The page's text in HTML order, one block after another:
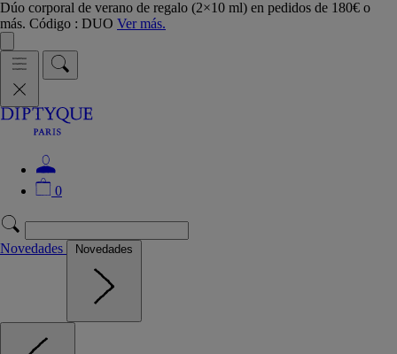
Dúo corporal de verano de regalo (2×10 ml) en pedidos de 180€ o
más. Código : DUO Ver más.
0
Novedades Novedades